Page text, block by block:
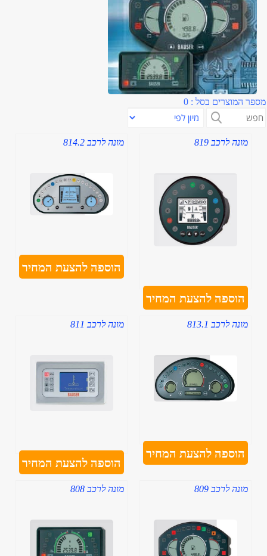
מספר המוצרים בסל : 0
מונה לרכב 819
הוספה להצעת המחיר
מונה לרכב 814.2
הוספה להצעת המחיר
מונה לרכב 813.1
הוספה להצעת המחיר
מונה לרכב 811
הוספה להצעת המחיר
מונה לרכב 809 מונה לרכב 808